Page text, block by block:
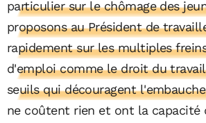
particulier sur le chômage des
proposons au Président de
rapidement sur les multiples
d'emploi comme le droit du
seuils qui découragent
ne coûtent rien et ont la capacité